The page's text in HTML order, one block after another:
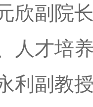
欣副院
人才培
利副教